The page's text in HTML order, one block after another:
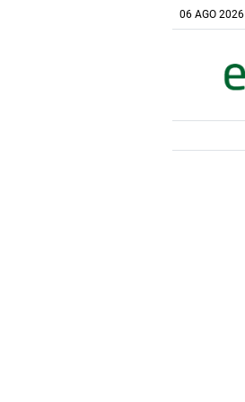
06 AGO 2026